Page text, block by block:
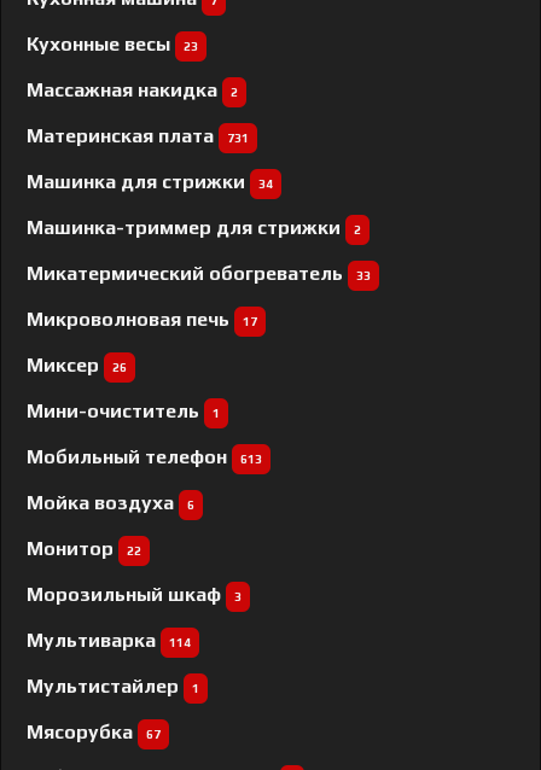
Кухонные весы 23
Массажная накидка 2
Материнская плата 731
Машинка для стрижки 34
Машинка-триммер для стрижки 2
Микатермический обогреватель 33
Микроволновая печь 17
Миксер 26
Мини-очиститель 1
Мобильный телефон 613
Мойка воздуха 6
Монитор 22
Морозильный шкаф 3
Мультиварка 114
Мультистайлер 1
Мясорубка 67